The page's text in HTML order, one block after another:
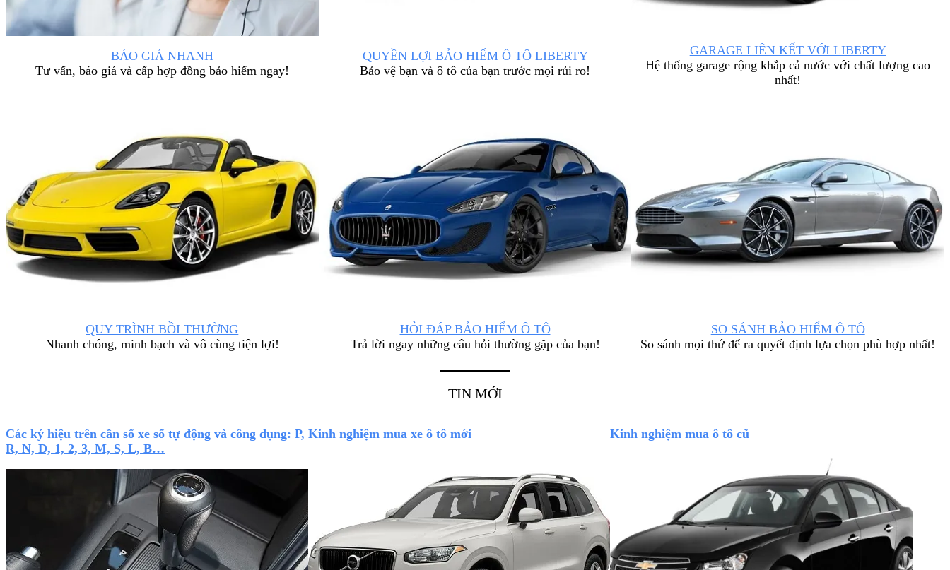
BÁO GIÁ NHANH
Tư vấn, báo giá và cấp hợp đồng bảo hiểm ngay!
QUYỀN LỢI BẢO HIỂM Ô TÔ LIBERTY
Bảo vệ bạn và ô tô của bạn trước mọi rủi ro!
GARAGE LIÊN KẾT VỚI LIBERTY
Hệ thống garage rộng khắp cả nước với chất lượng cao
nhất!
QUY TRÌNH BỒI THƯỜNG
Nhanh chóng, minh bạch và vô cùng tiện lợi!
HỎI ĐÁP BẢO HIỂM Ô TÔ
Trả lời ngay những câu hỏi thường gặp của bạn!
SO SÁNH BẢO HIỂM Ô TÔ
So sánh mọi thứ để ra quyết định lựa chọn phù hợp nhất!
TIN MỚI
Các ký hiệu trên cần số xe số tự động và công dụng: P,
R, N, D, 1, 2, 3, M, S, L, B…
Kinh nghiệm mua xe ô tô mới Kinh nghiệm mua ô tô cũ